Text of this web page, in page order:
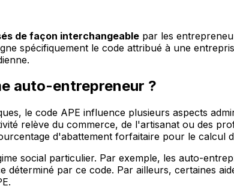
de façon interchangeable par les
spécifiquement le code attribué à une
auto-entrepreneur ?
le code APE influence plusieurs aspects
relève du commerce, de l'artisanat ou des
d'abattement forfaitaire pour le calcul
social particulier. Par exemple, les auto-
par ce code. Par ailleurs, certaines